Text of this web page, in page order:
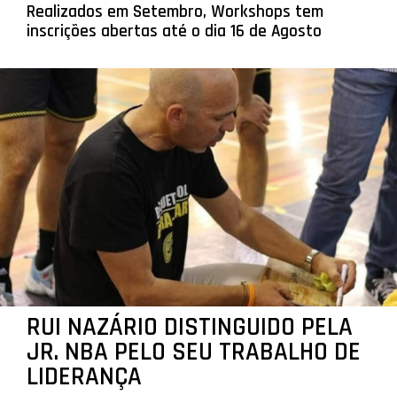
Realizados em Setembro, Workshops tem
inscrições abertas até o dia 16 de Agosto
RUI NAZÁRIO DISTINGUIDO PELA
JR. NBA PELO SEU TRABALHO DE
LIDERANÇA